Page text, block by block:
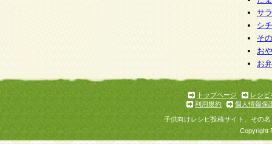
サ
シ
そ
お
お
トップページ
レシピ
利用規約
個人情報保
子供向けレシピ投稿サイト、その
Copyright